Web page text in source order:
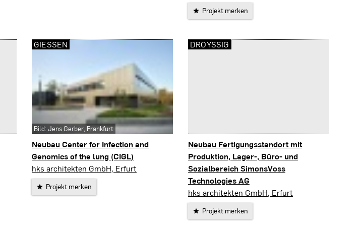
Projekt merken
Neubau Center for Infection and
Genomics of the lung (CIGL)
Gießen
hks architekten GmbH, Erfurt
Projekt merken
GIESSEN
Bild: Jens Gerber, Frankfurt
Neubau Fertigungsstandort mit
Produktion, Lager-, Büro- und
Sozialbereich SimonsVoss
Technologies AG
Droyßig
hks architekten GmbH, Erfurt
Projekt merken
DROYSSIG